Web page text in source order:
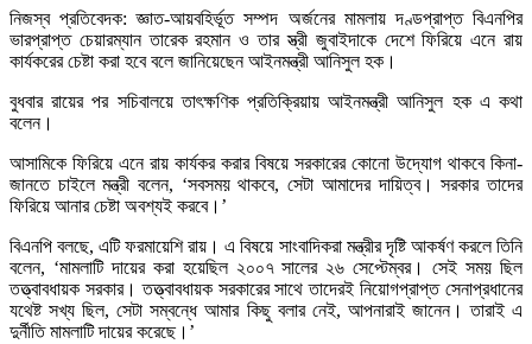
নিজস্ব প্রতিবেদক: জ্ঞাত-আয়বহির্ভূত সম্পদ অর্জনের মামলায় দণ্ডপ্রাপ্ত বিএনপির
ভারপ্রাপ্ত চেয়ারম্যান তারেক রহমান ও তার স্ত্রী জুবাইদাকে দেশে ফিরিয়ে এনে রায়
কার্যকরের চেষ্টা করা হবে বলে জানিয়েছেন আইনমন্ত্রী আনিসুল হক।
বুধবার রায়ের পর সচিবালয়ে তাৎক্ষণিক প্রতিক্রিয়ায় আইনমন্ত্রী আনিসুল হক এ কথা
বলেন।
আসামিকে ফিরিয়ে এনে রায় কার্যকর করার বিষয়ে সরকারের কোনো উদ্যোগ থাকবে কিনা-
জানতে চাইলে মন্ত্রী বলেন, ‘সবসময় থাকবে, সেটা আমাদের দায়িত্ব। সরকার তাদের
ফিরিয়ে আনার চেষ্টা অবশ্যই করবে।’
বিএনপি বলছে, এটি ফরমায়েশি রায়। এ বিষয়ে সাংবাদিকরা মন্ত্রীর দৃষ্টি আকর্ষণ করলে তিনি
বলেন, ‘মামলাটি দায়ের করা হয়েছিল ২০০৭ সালের ২৬ সেপ্টেম্বর। সেই সময় ছিল
তত্ত্বাবধায়ক সরকার। তত্ত্বাবধায়ক সরকারের সাথে তাদেরই নিয়োগপ্রাপ্ত সেনাপ্রধানের
যথেষ্ট সখ্য ছিল, সেটা সম্বন্ধে আমার কিছু বলার নেই, আপনারাই জানেন। তারাই এ
দুর্নীতি মামলাটি দায়ের করেছে।’